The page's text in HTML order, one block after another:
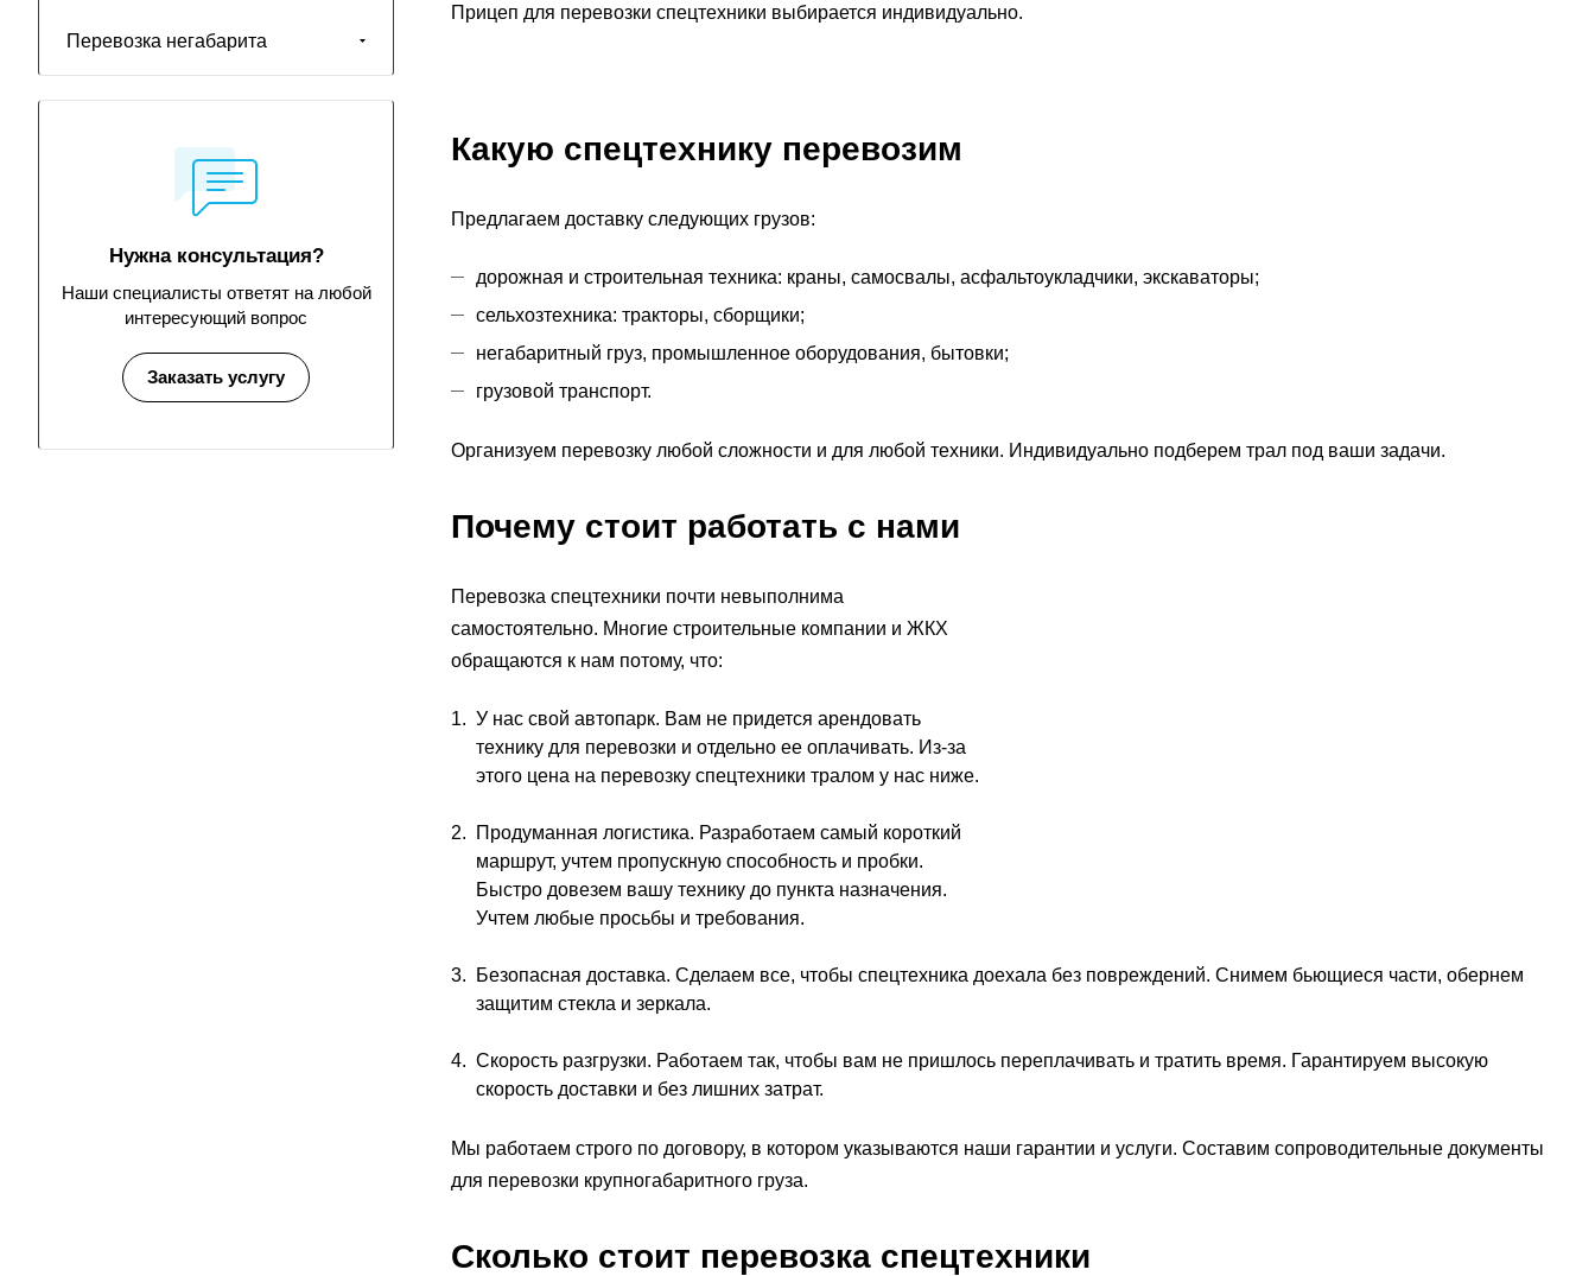
Прицеп для перевозки спецтехники выбирается индивидуально.
Какую спецтехнику перевозим
Предлагаем доставку следующих грузов:
дорожная и строительная техника: краны, самосвалы, асфальтоукладчики, экскаваторы;
сельхозтехника: тракторы, сборщики;
негабаритный груз, промышленное оборудования, бытовки;
грузовой транспорт.
Организуем перевозку любой сложности и для любой техники. Индивидуально подберем трал под ваши задачи.
Почему стоит работать с нами
Перевозка спецтехники почти невыполнима
самостоятельно. Многие строительные компании и ЖКХ
обращаются к нам потому, что:
У нас свой автопарк. Вам не придется арендовать
технику для перевозки и отдельно ее оплачивать. Из-за
этого цена на перевозку спецтехники тралом у нас ниже.
Продуманная логистика. Разработаем самый короткий
маршрут, учтем пропускную способность и пробки.
Быстро довезем вашу технику до пункта назначения.
Учтем любые просьбы и требования.
Безопасная доставка. Сделаем все, чтобы спецтехника доехала без повреждений. Снимем бьющиеся части, обернем
защитим стекла и зеркала.
Скорость разгрузки. Работаем так, чтобы вам не пришлось переплачивать и тратить время. Гарантируем высокую
скорость доставки и без лишних затрат.
Мы работаем строго по договору, в котором указываются наши гарантии и услуги. Составим сопроводительные документы
для перевозки крупногабаритного груза.
Сколько стоит перевозка спецтехники
Перевозка негабарита
Нужна консультация?
Наши специалисты ответят на любой
интересующий вопрос
Заказать услугу